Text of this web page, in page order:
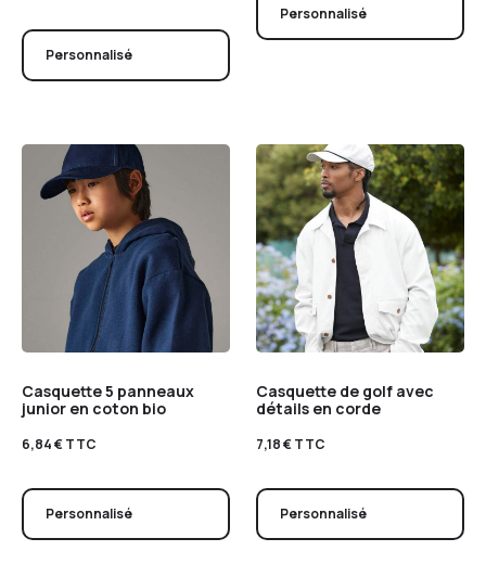
Personnalisé
Personnalisé
Casquette 5 panneaux
junior en coton bio
6,84€TTC
Personnalisé
Casquette de golf avec
détails en corde
7,18€TTC
Personnalisé